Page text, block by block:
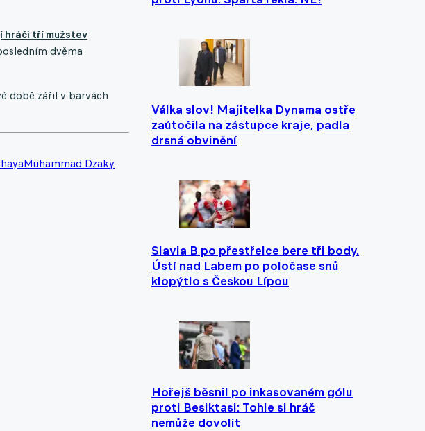
Válka slov! Majitelka Dynama ostře
zaútočila na zástupce kraje, padla
drsná obvinění
Slavia B po přestřelce bere tři body.
Ústí nad Labem po poločase snů
klopýtlo s Českou Lípou
Hořejš běsnil po inkasovaném gólu
proti Besiktasi: Tohle si hráč
nemůže dovolit
hráči tří mužstev
dvěma
době zářil v barvách
Muhammad Dzaky